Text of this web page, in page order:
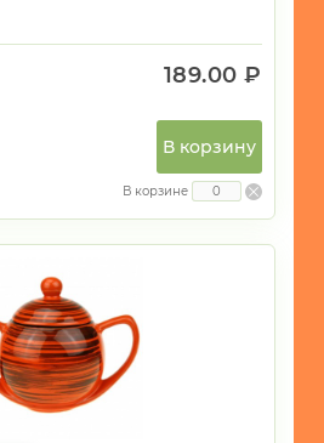
189.00 ₽
В корзину
В корзине